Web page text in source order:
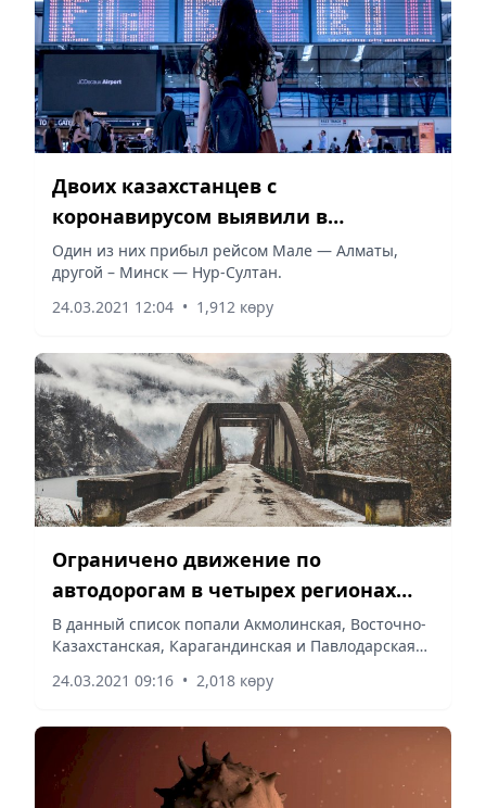
Двоих казахстанцев с
коронавирусом выявили в
аэропортах страны
Один из них прибыл рейсом Мале — Алматы,
другой – Минск — Нур-Султан.
24.03.2021 12:04 • 1,912 көру
Ограничено движение по
автодорогам в четырех регионах
Казахстана
В данный список попали Акмолинская, Восточно-
Казахстанская, Карагандинская и Павлодарская
24.03.2021 09:16 • 2,018 көру